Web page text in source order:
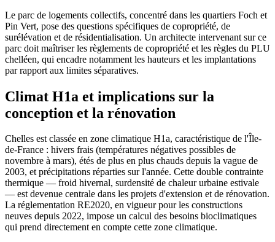
Le parc de logements collectifs, concentré dans les quartiers Foch et
Pin Vert, pose des questions spécifiques de copropriété, de
surélévation et de résidentialisation. Un architecte intervenant sur ce
parc doit maîtriser les règlements de copropriété et les règles du PLU
chelléen, qui encadre notamment les hauteurs et les implantations
par rapport aux limites séparatives.
Climat H1a et implications sur la
conception et la rénovation
Chelles est classée en zone climatique H1a, caractéristique de l'Île-
de-France : hivers frais (températures négatives possibles de
novembre à mars), étés de plus en plus chauds depuis la vague de
2003, et précipitations réparties sur l'année. Cette double contrainte
thermique — froid hivernal, surdensité de chaleur urbaine estivale
— est devenue centrale dans les projets d'extension et de rénovation.
La réglementation RE2020, en vigueur pour les constructions
neuves depuis 2022, impose un calcul des besoins bioclimatiques
qui prend directement en compte cette zone climatique.